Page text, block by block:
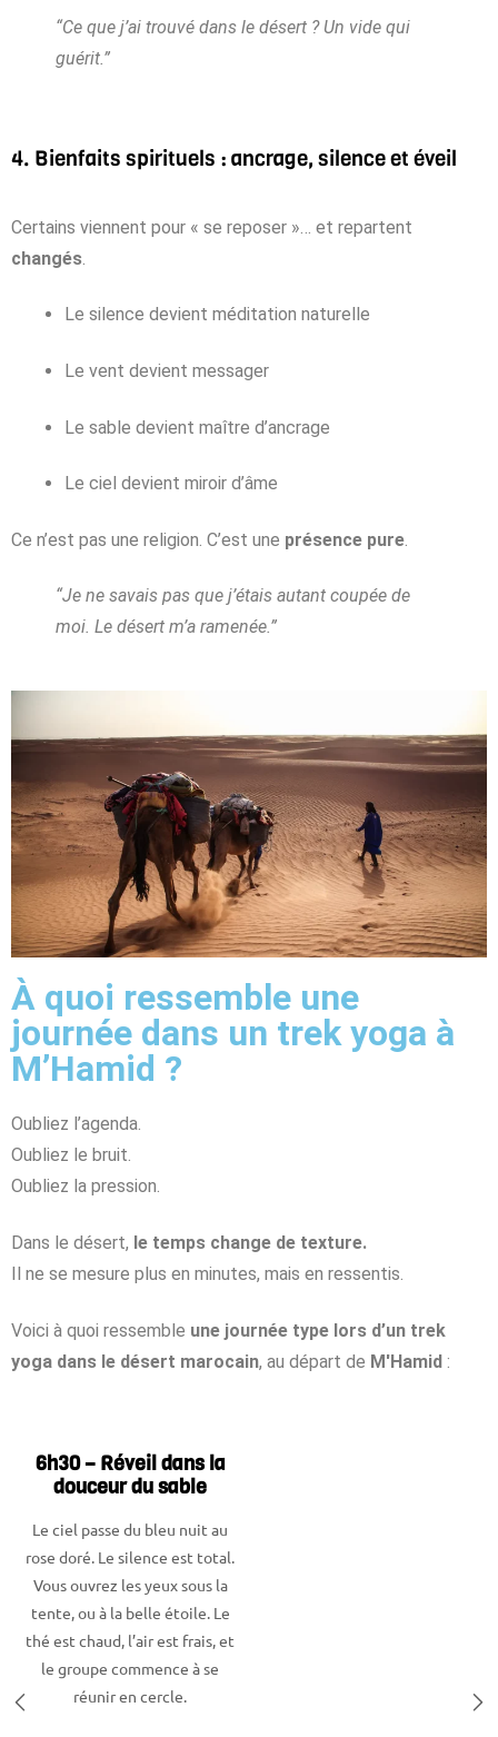
“Ce que j’ai trouvé dans le désert ? Un vide qui
guérit.”
4. Bienfaits spirituels : ancrage, silence et éveil
Certains viennent pour « se reposer »… et repartent
changés
Le silence devient méditation naturelle
Le vent devient messager
Le sable devient maître d’ancrage
Le ciel devient miroir d’âme
Ce n’est pas une religion. C’est une présence pure.
“Je ne savais pas que j’étais autant coupée de
moi. Le désert m’a ramenée.”
À quoi ressemble une
journée dans un trek yoga à
M’Hamid ?
Oubliez l’agenda.
Oubliez le bruit.
Oubliez la pression.
Dans le désert, le temps change de texture.
Il ne se mesure plus en minutes, mais en ressentis.
Voici à quoi ressemble une journée type lors d’un trek
yoga dans le désert marocain, au départ de M'Hamid :
6h30 – Réveil dans la
douceur du sable
Le ciel passe du bleu nuit au
rose doré. Le silence est total.
Vous ouvrez les yeux sous la
tente, ou à la belle étoile. Le
thé est chaud, l’air est frais, et
le groupe commence à se
réunir en cercle.